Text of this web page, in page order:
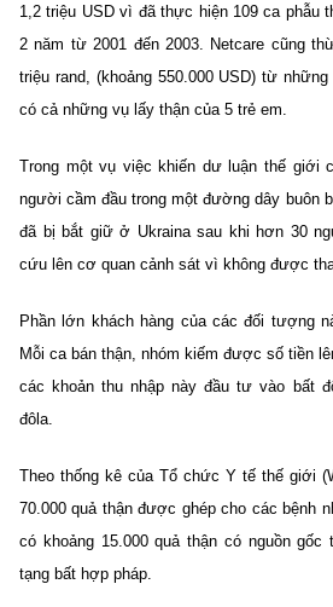
1,2 triệu USD vì đã thực hiện 109 ca phẫu
2 năm từ 2001 đến 2003. Netcare cũng
triệu rand, (khoảng 550.000 USD) từ
có cả những vụ lấy thận của 5 trẻ em.
Trong một vụ việc khiến dư luận thế giới
người cầm đầu trong một đường dây buôn
đã bị bắt giữ ở Ukraina sau khi hơn 30
cứu lên cơ quan cảnh sát vì không được
Phần lớn khách hàng của các đối tượng
Mỗi ca bán thận, nhóm kiếm được số tiền
các khoản thu nhập này đầu tư vào bất
đôla.
Theo thống kê của Tổ chức Y tế thế giới
70.000 quả thận được ghép cho các bệnh
có khoảng 15.000 quả thận có nguồn
tạng bất hợp pháp.